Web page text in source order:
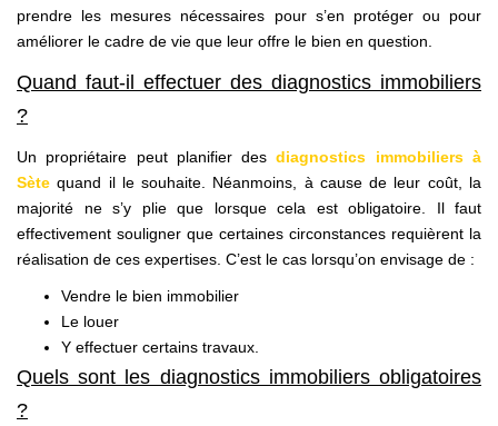
prendre les mesures nécessaires pour s’en protéger ou pour
améliorer le cadre de vie que leur offre le bien en question.
Quand faut-il effectuer des diagnostics immobiliers
?
Un propriétaire peut planifier desdiagnostics immobiliers à
Sète quand il le souhaite. Néanmoins, à cause de leur coût, la
majorité ne s’y plie que lorsque cela est obligatoire. Il faut
effectivement souligner que certaines circonstances requièrent la
réalisation de ces expertises. C’est le cas lorsqu’on envisage de :
Vendre le bien immobilier
Le louer
Y effectuer certains travaux.
Quels sont les diagnostics immobiliers obligatoires
?